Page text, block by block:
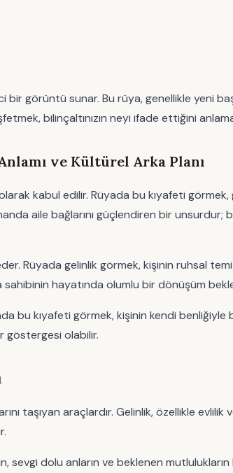
görüntü sunar. Bu rüya, genellikle yeni
bilinçaltınızın neyi ifade ettiğini
ve Kültürel Arka Planı
kabul edilir. Rüyada bu kıyafeti
aile bağlarını güçlendiren bir
Rüyada gelinlik görmek, kişinin ruhsal
hayatında olumlu bir dönüşüm
kıyafeti görmek, kişinin kendi benliğiyle
göstergesi olabilir.
taşıyan araçlardır. Gelinlik, özellikle
sevgi dolu anların ve beklenen